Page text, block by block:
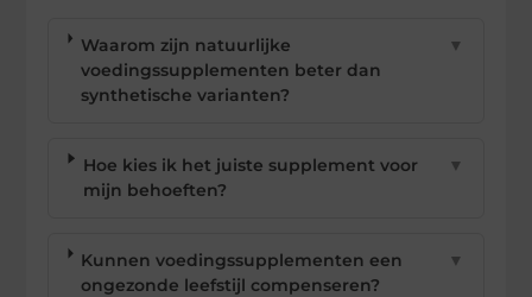
Waarom zijn natuurlijke
voedingssupplementen beter dan
synthetische varianten?
▼
Hoe kies ik het juiste supplement voor
mijn behoeften?
▼
Kunnen voedingssupplementen een
ongezonde leefstijl compenseren?
▼